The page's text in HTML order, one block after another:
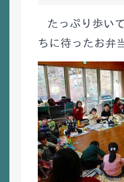
たっぷり歩い
ちに待ったお弁